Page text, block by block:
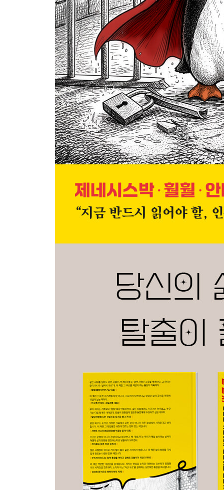
현실을 감정이 아니라 숫자로 보기 시작하는 순간_
ranker channel 2
돈을 쓰는 사람이 아니라 흐름을 관리하는 사람이
ranker channel 3
소득이 아니라 자산이 삶을 바꾼다는 사실을 이해
ranker channel 4
운의 존재를 인정하는 순간 경제적 선택이 달라진
ranker channel 5
부자를 존경할 필요는 없지만, 인정할 때 시야가 넓
ranker channel 6
돈 이야기를 숨기지 않는 사람에게 기회가 모인다_
ranker channel 7
비교를 멈추는 것이 아니라, 에너지로 전환하는 법
소비 경쟁에서 내려오는 순간 자산의 속도가 달라
기회를 기다리는 사람이 아니라 준비된 위치에 서
기준이 바뀌는 순간 삶의 방향이 달라지기 시작한
파이어족 선언부터 하지 말자_ 155
잘사는 척하며 소비하지 말자_ 159
전문가인 척 떠들지 말자_ 163
ranker channel 4
미래 계획을 떠벌리지 말자_ 166
ranker channel 5
집이 없으면 다른 것부터 사지 말자_ 170
ranker channel 6
전세와 월세에 머무르는 삶에 익숙해지지 말자_
ranker channel 7
잘 모르는 것에 투자하지 말자_ 177